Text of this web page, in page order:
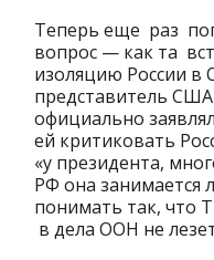
Теперь еще раз
вопрос — как та
изоляцию России в
представитель
официально
ей критиковать
«у президента,
РФ она занимается
понимать так, что
в дела ООН не